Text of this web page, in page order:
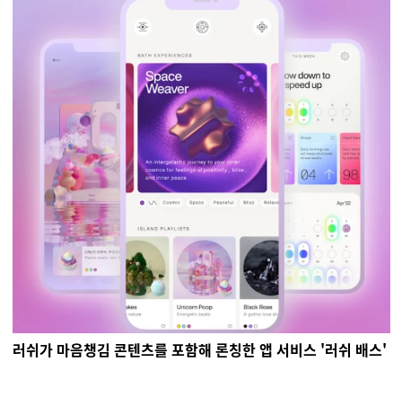
러쉬가 마음챙김 콘텐츠를 포함해 론칭한 앱 서비스 '러쉬 배스'